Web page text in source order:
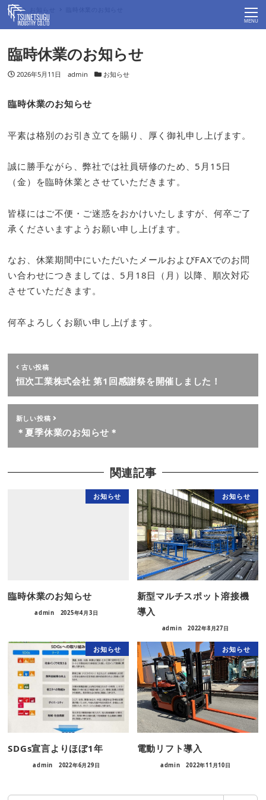
MENU
Top
臨時休業のお知らせ
投稿日
2026年5月11日 著者
admin カテゴリー
お知らせ
臨時休業のお知らせ
平素は格別のお引き立てを賜り、厚く御礼申し上げます。
誠に勝手ながら、弊社では社員研修のため、5月15日
（金）を臨時休業とさせていただきます。
皆様にはご不便・ご迷惑をおかけいたしますが、何卒ご了
承くださいますようお願い申し上げます。
なお、休業期間中にいただいたメールおよびFAXでのお問
い合わせにつきましては、5月18日（月）以降、順次対応
させていただきます。
何卒よろしくお願い申し上げます。
古い投稿
恒次工業株式会社 第1回感謝祭を開催しました！
新しい投稿
＊夏季休業のお知らせ＊
関連記事
お知らせ
臨時休業のお知らせ
admin 2025年4月3日
お知らせ
新型マルチスポット溶接機
導入
admin 2022年8月27日
お知らせ
SDGs宣言よりほぼ1年
admin 2022年6月29日
お知らせ
電動リフト導入
admin 2022年11月10日